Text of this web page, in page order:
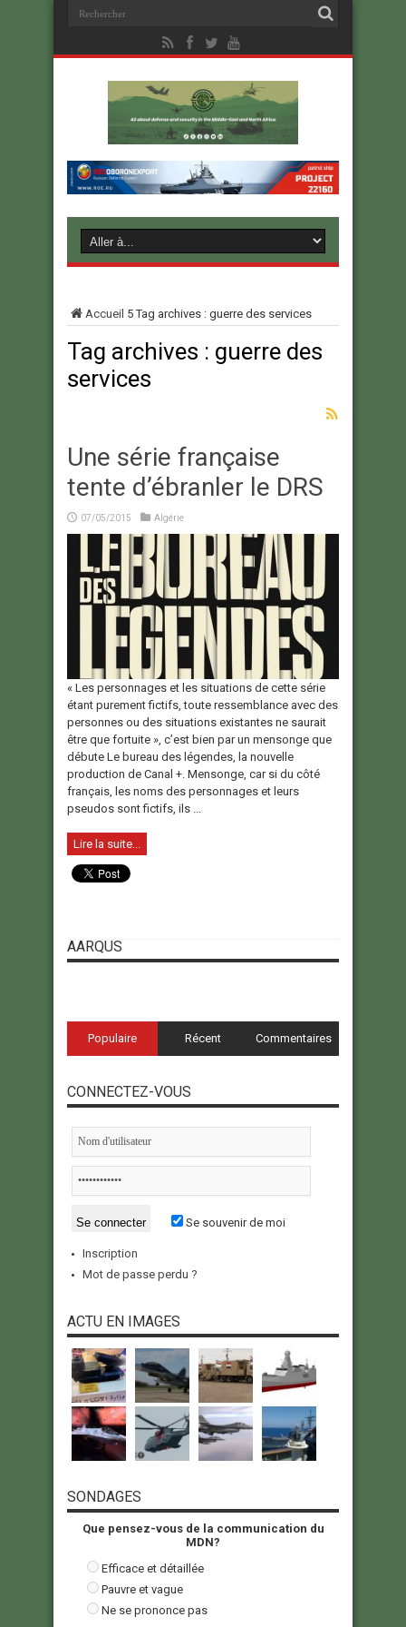
Accueil 5Tag archives : guerre des services
Tag archives : guerre des
services
Une série française
tente d’ébranler le DRS
07/05/2015 Algérie
« Les personnages et les situations de cette série
étant purement fictifs, toute ressemblance avec des
personnes ou des situations existantes ne saurait
être que fortuite », c’est bien par un mensonge que
débute Le bureau des légendes, la nouvelle
production de Canal +. Mensonge, car si du côté
français, les noms des personnages et leurs
pseudos sont fictifs, ils ...
Lire la suite...
AARQUS
Populaire Récent Commentaires
CONNECTEZ-VOUS
Se souvenir de moi
Inscription
Mot de passe perdu ?
ACTU EN IMAGES
SONDAGES
Que pensez-vous de la communication du
MDN?
Efficace et détaillée
Pauvre et vague
Ne se prononce pas